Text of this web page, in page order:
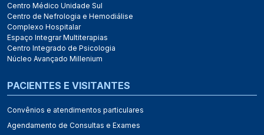
Centro Médico Unidade Sul
Centro de Nefrologia e Hemodiálise
Complexo Hospitalar
Espaço Integrar Multiterapias
Centro Integrado de Psicologia
Núcleo Avançado Millenium
PACIENTES E VISITANTES
Convênios e atendimentos particulares
Agendamento de Consultas e Exames